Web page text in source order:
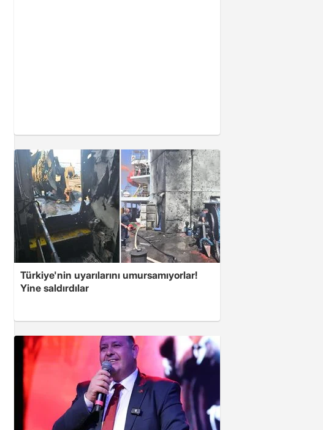
Türkiye'nin uyarılarını umursamıyorlar!
Yine saldırdılar